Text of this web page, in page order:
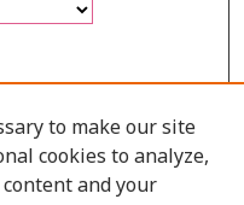
to make our site
cookies to analyze,
and your